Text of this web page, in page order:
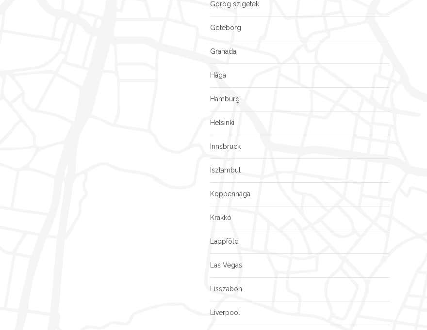
Görög szigetek
Göteborg
Granada
Hága
Hamburg
Helsinki
Innsbruck
Isztambul
Koppenhága
Krakkó
Lappföld
Las Vegas
Lisszabon
Liverpool